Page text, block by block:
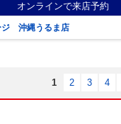
オンラインで来店予約
ジ 沖縄うるま店
1 2 3 4